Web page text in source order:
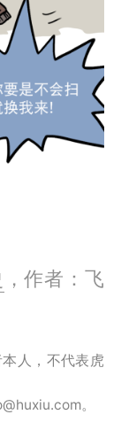
，作者：飞
人，不代表虎
。